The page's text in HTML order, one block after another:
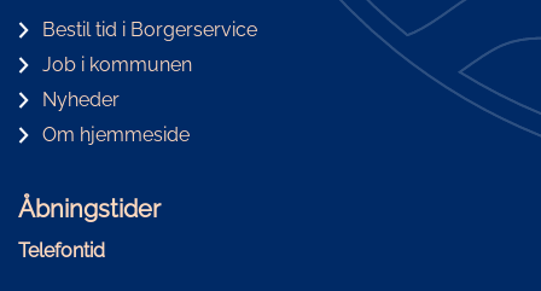
Bestil tid i Borgerservice
Job i kommunen
Nyheder
Om hjemmeside
Åbningstider
Telefontid